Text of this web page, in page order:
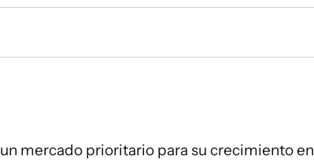
mercado prioritario para su crecimiento en